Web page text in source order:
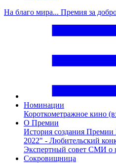
На благо мира... Премия за
Номинации
Короткометражное кино
О Премии
История создания Премии
2022" - Любительский
Экспертный совет СМИ о
Сокровищница